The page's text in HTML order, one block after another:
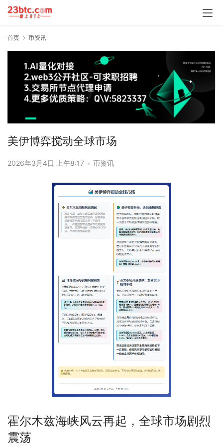
首页 币资讯
美伊博弈搅动全球市场
2026年3月4日 上午8:17 • 币资讯
霍尔木兹海峡风云再起，全球市场剧烈
震荡